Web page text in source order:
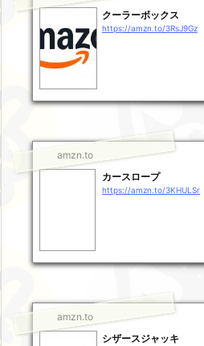
クーラーボックス
https://amzn.to/3RsJ9Gz
amzn.to
カースロープ
https://amzn.to/3KHULSr
amzn.to
シザースジャッキ